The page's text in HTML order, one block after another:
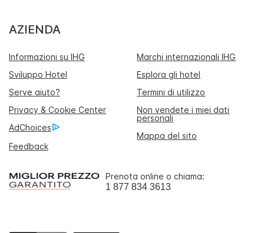
AZIENDA
Informazioni su IHG
Marchi internazionali IHG
Sviluppo Hotel
Esplora gli hotel
Serve aiuto?
Termini di utilizzo
Privacy & Cookie Center
Non vendete i miei dati
personali
AdChoices
Mappa del sito
Feedback
Prenota online o chiama:
1 877 834 3613